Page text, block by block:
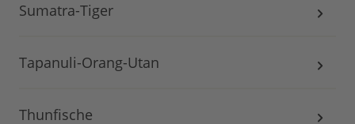
Sumatra-Tiger
Tapanuli-Orang-Utan
Thunfische